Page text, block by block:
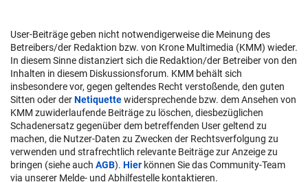
User-Beiträge geben nicht notwendigerweise die Meinung des
Betreibers/der Redaktion bzw. von Krone Multimedia (KMM) wieder.
In diesem Sinne distanziert sich die Redaktion/der Betreiber von den
Inhalten in diesem Diskussionsforum. KMM behält sich
insbesondere vor, gegen geltendes Recht verstoßende, den guten
Sitten oder derNetiquettewidersprechende bzw. dem Ansehen von
KMM zuwiderlaufende Beiträge zu löschen, diesbezüglichen
Schadenersatz gegenüber dem betreffenden User geltend zu
machen, die Nutzer-Daten zu Zwecken der Rechtsverfolgung zu
verwenden und strafrechtlich relevante Beiträge zur Anzeige zu
bringen (siehe auch AGB). Hier können Sie das Community-Team
via unserer Melde- und Abhilfestelle kontaktieren.